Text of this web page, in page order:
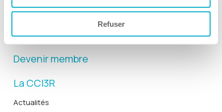
Refuser
Solutions TI
Devenir membre
La CCI3R
Actualités